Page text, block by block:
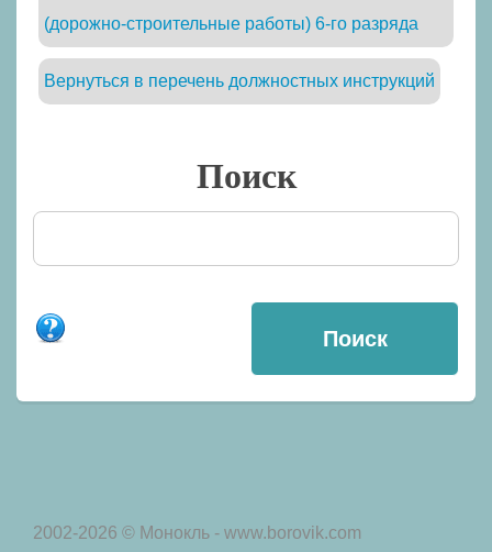
(дорожно-строительные работы) 6-го разряда
Вернуться в перечень должностных инструкций
Поиск
2002-2026 © Монокль - www.borovik.com